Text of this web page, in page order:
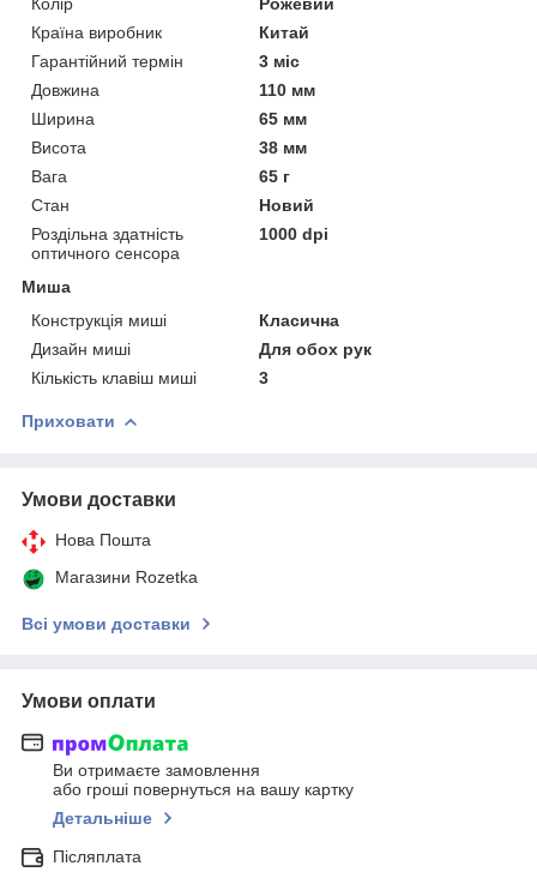
Країна виробник
Китай
Гарантійний термін
3 міс
Довжина
110 мм
Ширина
65 мм
Висота
38 мм
Вага
65 г
Стан
Новий
Роздільна здатність
оптичного сенсора
1000 dpi
Миша
Конструкція миші
Класична
Дизайн миші
Для обох рук
Кількість клавіш миші
3
Приховати
Умови доставки
Нова Пошта
Магазини Rozetka
Всі умови доставки
Умови оплати
Ви отримаєте замовлення
або гроші повернуться на вашу картку
Детальніше
Післяплата